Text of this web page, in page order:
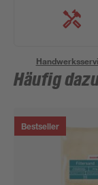
Häufig
Bestseller